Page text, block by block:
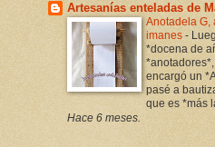
Artesanías enteladas de
Anotadela G,
imanes -
*docena de
encargó un
pasé a
que es *más
Hace 6 meses.